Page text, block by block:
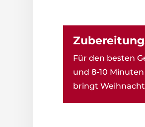
Für den besten
und 8-10
bringt